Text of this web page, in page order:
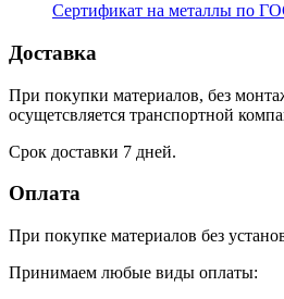
Сертификат на металлы по
Доставка
При покупки материалов, без
осущетсвляется транспортной
Срок доставки 7 дней.
Оплата
При покупке материалов без
Принимаем любые виды оплаты: